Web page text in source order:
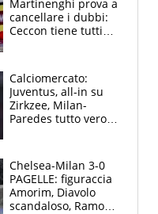
Martinenghi prova a
cancellare i dubbi:
Ceccon tiene tutti
Curtis
Calciomercato:
Juventus, all-in su
Zirkzee, Milan-
Paredes tutto vero,
Chelsea-Milan 3-0
PAGELLE: figuraccia
Amorim, Diavolo
scandaloso, Ramos